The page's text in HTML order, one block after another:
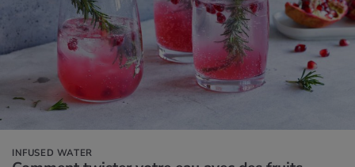
INFUSED WATER